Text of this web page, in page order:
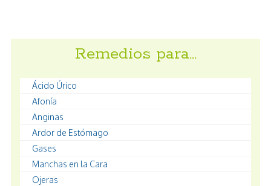
Remedios para…
Ácido Úrico
Afonía
Anginas
Ardor de Estómago
Gases
Manchas en la Cara
Ojeras